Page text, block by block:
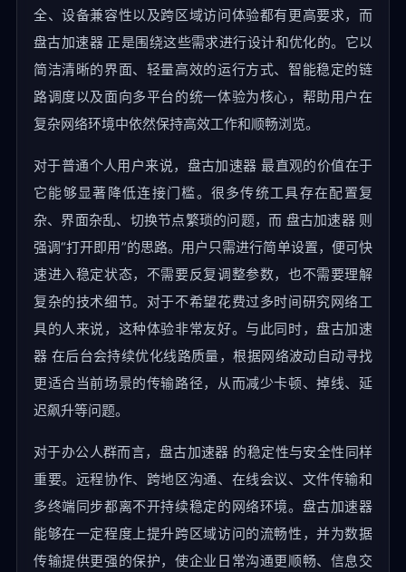
全、设备兼容性以及跨区域访问体验都有更高要求，而
盘古加速器 正是围绕这些需求进行设计和优化的。它以
简洁清晰的界面、轻量高效的运行方式、智能稳定的链
路调度以及面向多平台的统一体验为核心，帮助用户在
复杂网络环境中依然保持高效工作和顺畅浏览。
对于普通个人用户来说，盘古加速器 最直观的价值在于
它能够显著降低连接门槛。很多传统工具存在配置复
杂、界面杂乱、切换节点繁琐的问题，而 盘古加速器 则
强调“打开即用”的思路。用户只需进行简单设置，便可快
速进入稳定状态，不需要反复调整参数，也不需要理解
复杂的技术细节。对于不希望花费过多时间研究网络工
具的人来说，这种体验非常友好。与此同时，盘古加速
器 在后台会持续优化线路质量，根据网络波动自动寻找
更适合当前场景的传输路径，从而减少卡顿、掉线、延
迟飙升等问题。
对于办公人群而言，盘古加速器 的稳定性与安全性同样
重要。远程协作、跨地区沟通、在线会议、文件传输和
多终端同步都离不开持续稳定的网络环境。盘古加速器
能够在一定程度上提升跨区域访问的流畅性，并为数据
传输提供更强的保护，使企业日常沟通更顺畅、信息交